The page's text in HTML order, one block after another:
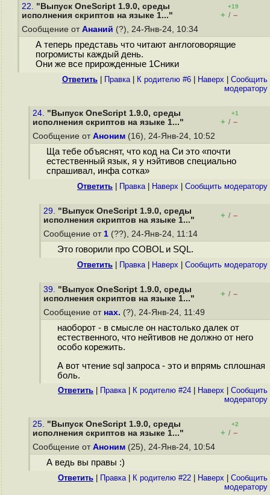
22. "Выпуск OneScript 1.9.0, среды
исполнения скриптов на языке 1..."
+19
+ / –
Сообщение от Ананий (?), 24-Янв-24, 10:34
А теперь представь что читают англоговорящие
погромисты каждый день.
Они же все прирожденные 1Сники
Ответить Правка| К родителю #6 Наверх
Cообщить
модератору
24. "Выпуск OneScript 1.9.0, среды
исполнения скриптов на языке 1..."
+1
+ / –
Сообщение от Аноним (16), 24-Янв-24, 10:52
Ща тебе объяснят, что код на Си это «почти
естественный язык, я у нэйтивов специально
спрашивал, инфа сотка»
Ответить Правка| Наверх Cообщить модератору
29. "Выпуск OneScript 1.9.0, среды
исполнения скриптов на языке 1..."
+ / –
Сообщение от 1 (??), 24-Янв-24, 11:14
Это говорили про COBOL и SQL.
Ответить Правка| Наверх Cообщить модератору
39. "Выпуск OneScript 1.9.0, среды
исполнения скриптов на языке 1..."
+ / –
Сообщение от нах. (?), 24-Янв-24, 11:49
наоборот - в смысле он настолько далек от
естественного, что нейтивов не должно от него
особо корежить.
А вот чтение sql запроса - это и впрямь сплошная
боль.
Ответить Правка| К родителю #24 Наверх
Cообщить
модератору
25. "Выпуск OneScript 1.9.0, среды
исполнения скриптов на языке 1..."
+2
+ / –
Сообщение от Аноним (25), 24-Янв-24, 10:54
А ведь вы правы :)
Ответить Правка| К родителю #22 Наверх
Cообщить
модератору